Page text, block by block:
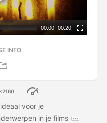
00:00 | 00:20
INFO
voor je
in je films